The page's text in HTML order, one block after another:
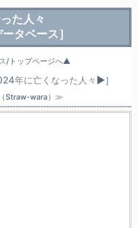
た人々
タベース］
/トップページへ▲
年に亡くなった人々 ▶］
Straw-wara）≫